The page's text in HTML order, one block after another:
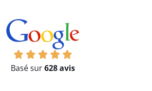
Basé sur628 avis